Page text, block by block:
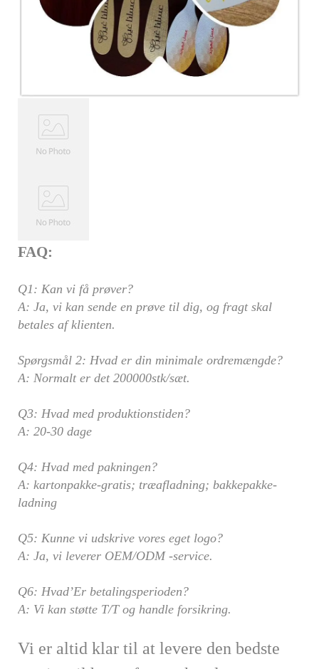
FAQ:
Q1: Kan vi få prøver?
A: Ja, vi kan sende en prøve til dig, og fragt skal
betales af klienten.
Spørgsmål 2: Hvad er din minimale ordremængde?
A: Normalt er det 200000stk/sæt.
Q3: Hvad med produktionstiden?
A: 20-30 dage
Q4: Hvad med pakningen?
A: kartonpakke-gratis; træafladning; bakkepakke-
ladning
Q5: Kunne vi udskrive vores eget logo?
A: Ja, vi leverer OEM/ODM -service.
Q6: Hvad’Er betalingsperioden?
A: Vi kan støtte T/T og handle forsikring.
Vi er altid klar til at levere den bedste